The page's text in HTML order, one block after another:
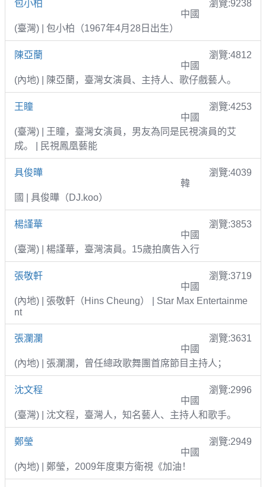
包小柏
瀏覽:9238
中國
(臺灣) | 包小柏（1967年4月28日出生）
陳亞蘭
瀏覽:4812
中國
(內地) | 陳亞蘭，臺灣女演員、主持人、歌仔戲藝人。
王瞳
瀏覽:4253
中國
(臺灣) | 王瞳，臺灣女演員，男友為同是民視演員的艾
成。 | 民視鳳凰藝能
具俊曄
瀏覽:4039
韓
國 | 具俊曄（DJ.koo）
楊謹華
瀏覽:3853
中國
(臺灣) | 楊謹華，臺灣演員。15歲拍廣告入行
張敬軒
瀏覽:3719
中國
(內地) | 張敬軒（Hins Cheung） | Star Max Entertainme
nt
張瀾瀾
瀏覽:3631
中國
(內地) | 張瀾瀾，曾任總政歌舞團首席節目主持人；
沈文程
瀏覽:2996
中國
(臺灣) | 沈文程，臺灣人，知名藝人、主持人和歌手。
鄭瑩
瀏覽:2949
中國
(內地) | 鄭瑩，2009年度東方衛視《加油！